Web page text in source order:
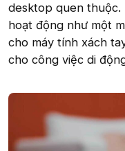
desktop quen thuộc.
hoạt động như một
cho máy tính xách
cho công việc di